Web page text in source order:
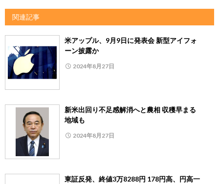
関連記事
米アップル、9月9日に発表会 新型アイフォ
ーン披露か
2024年8月27日
新米出回り不足感解消へと農相 収穫早まる
地域も
2024年8月27日
東証反発、終値3万8288円 178円高、円高一